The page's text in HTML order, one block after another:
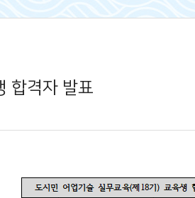
합격자 발표